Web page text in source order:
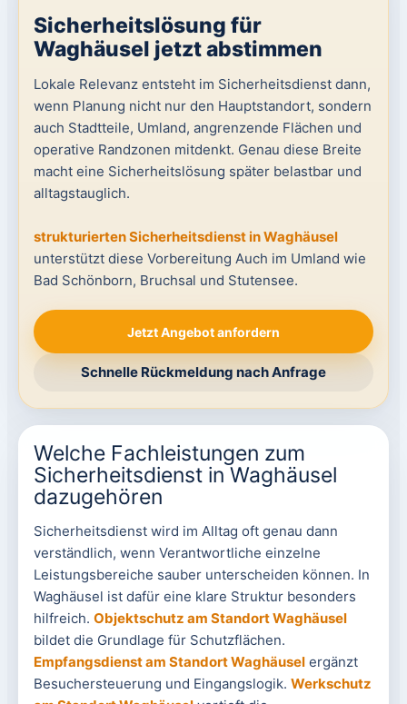
Sicherheitslösung für
Waghäusel jetzt abstimmen
Lokale Relevanz entsteht im Sicherheitsdienst dann,
wenn Planung nicht nur den Hauptstandort, sondern
auch Stadtteile, Umland, angrenzende Flächen und
operative Randzonen mitdenkt. Genau diese Breite
macht eine Sicherheitslösung später belastbar und
alltagstauglich.
strukturierten Sicherheitsdienst in Waghäusel
unterstützt diese Vorbereitung Auch im Umland wie
Bad Schönborn, Bruchsal und Stutensee.
Jetzt Angebot anfordern
Schnelle Rückmeldung nach Anfrage
Welche Fachleistungen zum
Sicherheitsdienst in Waghäusel
dazugehören
Sicherheitsdienst wird im Alltag oft genau dann
verständlich, wenn Verantwortliche einzelne
Leistungsbereiche sauber unterscheiden können. In
Waghäusel ist dafür eine klare Struktur besonders
hilfreich. Objektschutz am Standort Waghäusel
bildet die Grundlage für Schutzflächen.
Empfangsdienst am Standort Waghäuselergänzt
Besuchersteuerung und Eingangslogik. Werkschutz